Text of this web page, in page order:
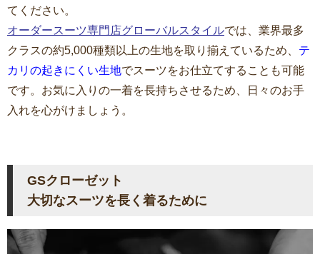
てください。
オーダースーツ専門店グローバルスタイルでは、業界最多
クラスの約5,000種類以上の生地を取り揃えているため、 テ
カリの起きにくい生地でスーツをお仕立てすることも可能
です。お気に入りの一着を長持ちさせるため、日々のお手
入れを心がけましょう。
GSクローゼット
大切なスーツを長く着るために